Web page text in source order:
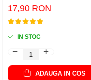
17,90 RON
IN STOC
ADAUGA IN COS